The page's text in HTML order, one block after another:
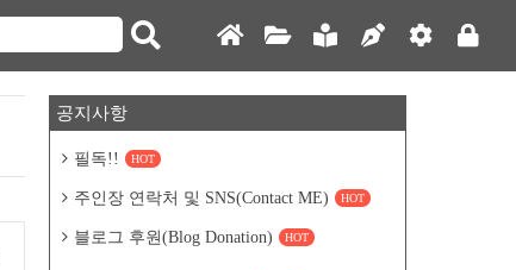
공지사항
필독!! HOT
주인장 연락처 및 SNS(Contact ME) HOT
블로그 후원(Blog Donation) HOT